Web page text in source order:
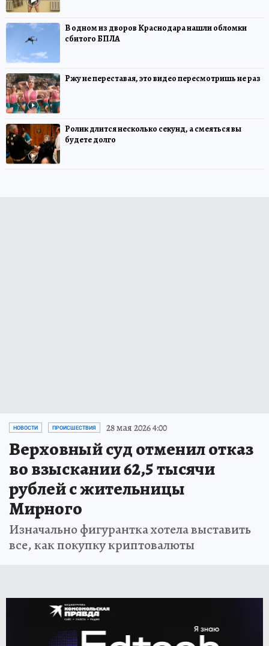
В одном из дворов Краснодара нашли обломки
сбитого БПЛА
Ржу не переставая, это видео пересмотришь не раз
Ролик длится несколько секунд, а смеяться вы
будете долго
НОВОСТИ ПРОИСШЕСТВИЯ 28 мая 2026 4:00
Верховный суд отменил отказ
во взыскании 62,5 тысячи
рублей с жительницы
Мирного
Изначально фигурантка хотела выставить
все, как покупку криптовалюты